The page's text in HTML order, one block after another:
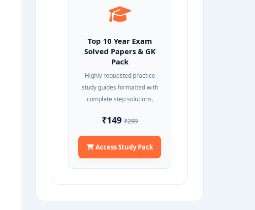
Top 10 Year Exam
Solved Papers & GK
Pack
Highly requested practice
study guides formatted with
complete step solutions.
₹149₹299
Access Study Pack